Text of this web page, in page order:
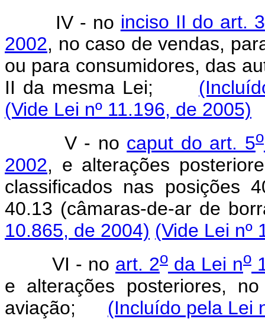
IV - no inciso II do art. 3
2002, no caso de vendas,
ou para consumidores, das
II da mesma Lei;
(Vide Lei nº 11.196, de 2005)
V - no caput do art. 5o
2002, e alterações
classificados nas posições
40.13 (câmaras-de-ar de
10.865, de 2004) (Vide Lei nº
VI - no art. 2o da Lei no
e alterações posteriores,
aviação; (Incluído pela Lei